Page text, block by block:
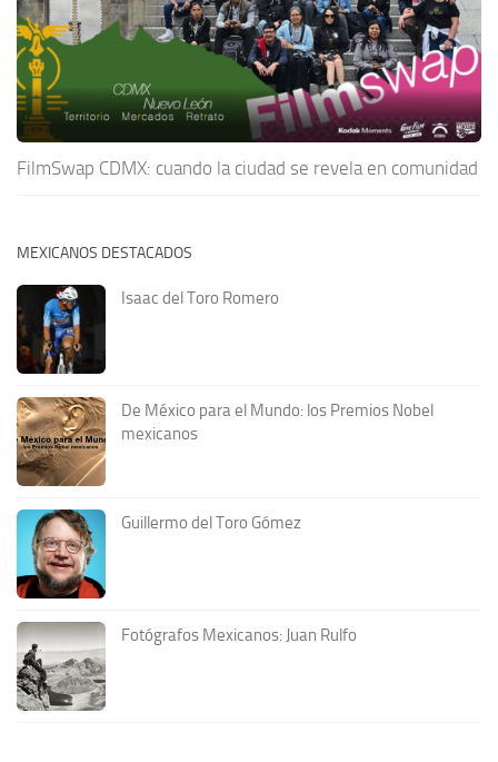
FilmSwap CDMX: cuando la ciudad se revela en comunidad
MEXICANOS DESTACADOS
Isaac del Toro Romero
De México para el Mundo: los Premios Nobel
mexicanos
Guillermo del Toro Gómez
Fotógrafos Mexicanos: Juan Rulfo